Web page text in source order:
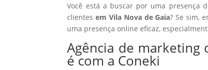
Você está a buscar por uma presença
clientesem Vila Nova de Gaia? Se sim,
uma presença online eficaz,
Agência de marketing
é com a Coneki